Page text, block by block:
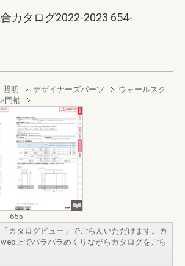
カタログ2022-2023 654-
照明 デザイナーズパーツ
ウォールスク
門袖
655
カタログビュー」でごらんいただけます。カ
上でパラパラめくりながらカタログをごら